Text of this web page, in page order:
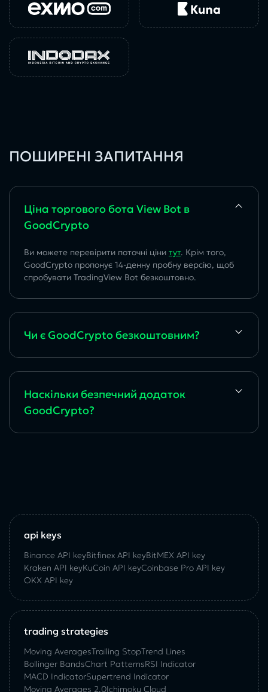
ПОШИРЕНІ ЗАПИТАННЯ
Ціна торгового бота View Bot в
GoodCrypto
Ви можете перевірити поточні ціни тут. Крім того,
GoodCrypto пропонує 14-денну пробну версію, щоб
спробувати TradingView Bot безкоштовно.
Чи є GoodCrypto безкоштовним?
Наскільки безпечний додаток
GoodCrypto?
api keys
Binance API keyBitfinex API keyBitMEX API key
Kraken API keyKuCoin API keyCoinbase Pro API key
OKX API key
trading strategies
Moving AveragesTrailing StopTrend Lines
Bollinger BandsChart PatternsRSI Indicator
MACD IndicatorSupertrend Indicator
Moving Averages 2.0Ichimoku Cloud